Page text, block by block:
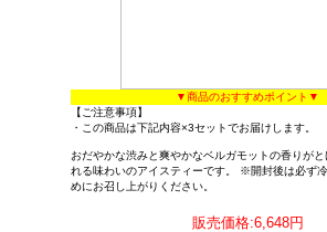
▼商品のおすすめポイント▼
【ご注意事項】
・この商品は下記内容×3セットでお届けします。
おだやかな渋みと爽やかなベルガモットの香りが
れる味わいのアイスティーです。 ※開封後は必ず
めにお召し上がりください。
販売価格:6,648円